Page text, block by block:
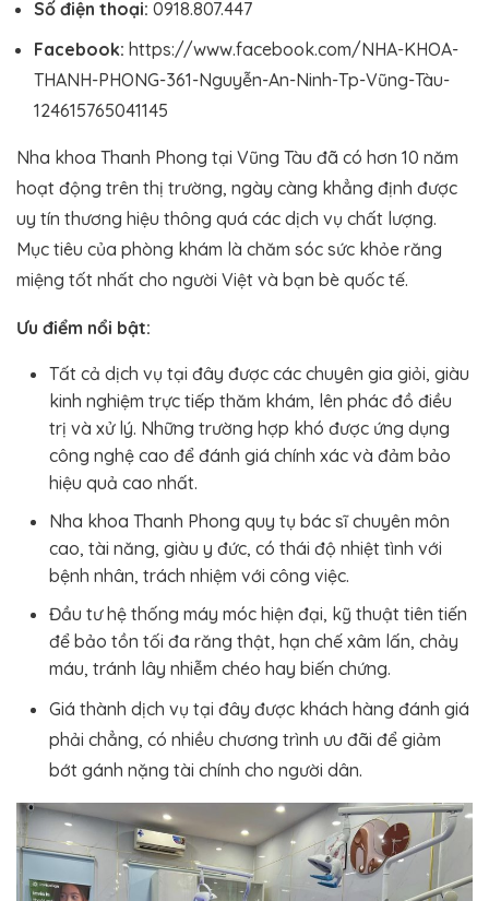
Số điện thoại: 0918.807.447
Facebook: https://www.facebook.com/NHA-KHOA-
THANH-PHONG-361-Nguyễn-An-Ninh-Tp-Vũng-Tàu-
124615765041145
Nha khoa Thanh Phong tại Vũng Tàu đã có hơn 10 năm
hoạt động trên thị trường, ngày càng khẳng định được
uy tín thương hiệu thông quá các dịch vụ chất lượng.
Mục tiêu của phòng khám là chăm sóc sức khỏe răng
miệng tốt nhất cho người Việt và bạn bè quốc tế.
Ưu điểm nổi bật:
Tất cả dịch vụ tại đây được các chuyên gia giỏi, giàu
kinh nghiệm trực tiếp thăm khám, lên phác đồ điều
trị và xử lý. Những trường hợp khó được ứng dụng
công nghệ cao để đánh giá chính xác và đảm bảo
hiệu quả cao nhất.
Nha khoa Thanh Phong quy tụ bác sĩ chuyên môn
cao, tài năng, giàu y đức, có thái độ nhiệt tình với
bệnh nhân, trách nhiệm với công việc.
Đầu tư hệ thống máy móc hiện đại, kỹ thuật tiên tiến
để bảo tồn tối đa răng thật, hạn chế xâm lấn, chảy
máu, tránh lây nhiễm chéo hay biến chứng.
Giá thành dịch vụ tại đây được khách hàng đánh giá
phải chẳng, có nhiều chương trình ưu đãi để giảm
bớt gánh nặng tài chính cho người dân.